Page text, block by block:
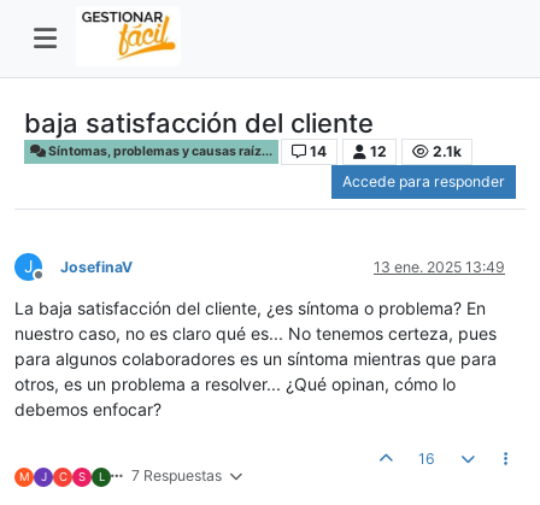
baja satisfacción del cliente
Síntomas, problemas y causas raíz... 14 12
2.1k
Accede para responder
J
Desconectado
JosefinaV 13 ene. 2025 13:49
La baja satisfacción del cliente, ¿es síntoma o problema? En
nuestro caso, no es claro qué es... No tenemos certeza, pues
para algunos colaboradores es un síntoma mientras que para
otros, es un problema a resolver... ¿Qué opinan, cómo lo
debemos enfocar?
M J C S L 7 Respuestas
16